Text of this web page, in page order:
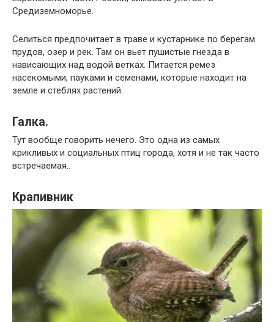
Средиземноморье.
Селиться предпочитает в траве и кустарнике по берегам
прудов, озер и рек. Там он вьет пушистые гнезда в
нависающих над водой ветках. Питается ремез
насекомыми, пауками и семенами, которые находит на
земле и стеблях растений.
Галка.
Тут вообще говорить нечего. Это одна из самых
крикливых и социальных птиц города, хотя и не так часто
встречаемая..
Крапивник